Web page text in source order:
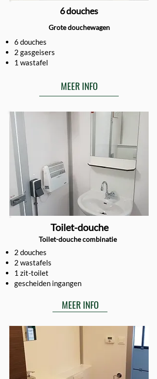
6 douches
Grote douchewagen
6 douches
2 gasgeisers
1 wastafel
MEER INFO
Toilet-douche
Toilet-douche combinatie
2 douches
2 wastafels
1 zit-toilet
gescheiden ingangen
MEER INFO